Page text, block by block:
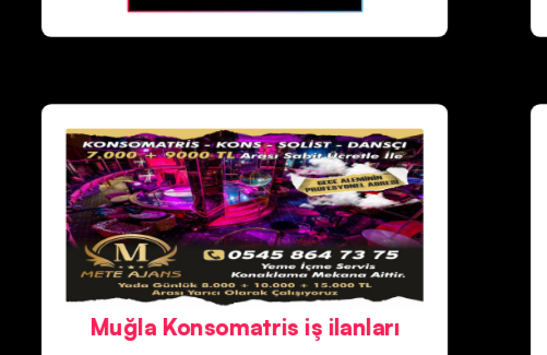
Muğla Konsomatris iş ilanları